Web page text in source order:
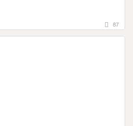
87